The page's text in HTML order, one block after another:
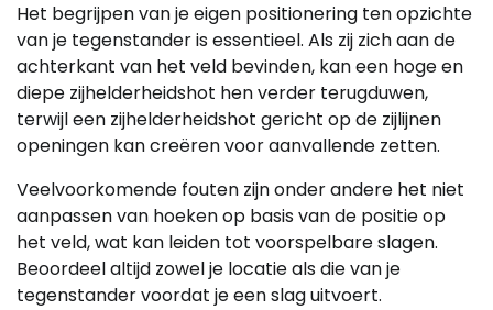
Het begrijpen van je eigen positionering ten opzichte
van je tegenstander is essentieel. Als zij zich aan de
achterkant van het veld bevinden, kan een hoge en
diepe zijhelderheidshot hen verder terugduwen,
terwijl een zijhelderheidshot gericht op de zijlijnen
openingen kan creëren voor aanvallende zetten.
Veelvoorkomende fouten zijn onder andere het niet
aanpassen van hoeken op basis van de positie op
het veld, wat kan leiden tot voorspelbare slagen.
Beoordeel altijd zowel je locatie als die van je
tegenstander voordat je een slag uitvoert.